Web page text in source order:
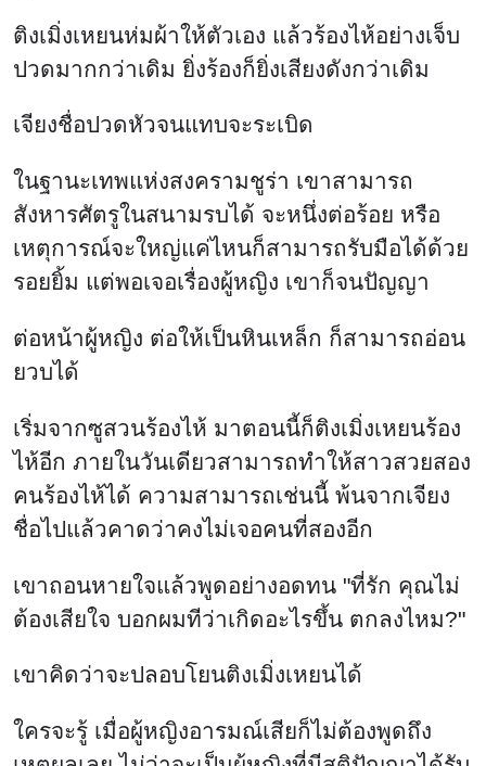
ติงเมิ่งเหยนห่มผ้าให้ตัวเอง แล้วร้องไห้อย่างเจ็บ
ปวดมากกว่าเดิม ยิ่งร้องก็ยิ่งเสียงดังกว่าเดิม
เจียงชื่อปวดหัวจนแทบจะระเบิด
ในฐานะเทพแห่งสงครามชูร่า เขาสามารถ
สังหารศัตรูในสนามรบได้ จะหนึ่งต่อร้อย หรือ
เหตุการณ์จะใหญ่แค่ไหนก็สามารถรับมือได้ด้วย
รอยยิ้ม แต่พอเจอเรื่องผู้หญิง เขาก็จนปัญญา
ต่อหน้าผู้หญิง ต่อให้เป็นหินเหล็ก ก็สามารถอ่อน
ยวบได้
เริ่มจากซูสวนร้องไห้ มาตอนนี้ก็ติงเมิ่งเหยนร้อง
ไห้อีก ภายในวันเดียวสามารถทำให้สาวสวยสอง
คนร้องไห้ได้ ความสามารถเช่นนี้ พ้นจากเจียง
ชื่อไปแล้วคาดว่าคงไม่เจอคนที่สองอีก